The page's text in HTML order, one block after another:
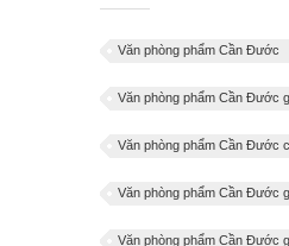
Văn phòng phẩm Cần Đước
Văn phòng phẩm Cần Đước
Văn phòng phẩm Cần Đước
Văn phòng phẩm Cần Đước
Văn phòng phẩm Cần Đước